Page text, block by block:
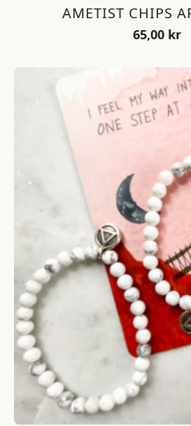
AMETIST CHIPS
65,00 kr